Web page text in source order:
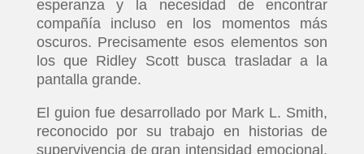
esperanza y la necesidad de encontrar
compañía incluso en los momentos más
oscuros. Precisamente esos elementos son
los que Ridley Scott busca trasladar a la
pantalla grande.
El guion fue desarrollado por Mark L. Smith,
reconocido por su trabajo en historias de
supervivencia de gran intensidad emocional,